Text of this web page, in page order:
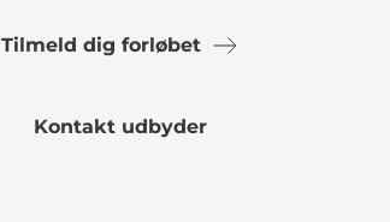
Tilmeld dig forløbet
Kontakt udbyder